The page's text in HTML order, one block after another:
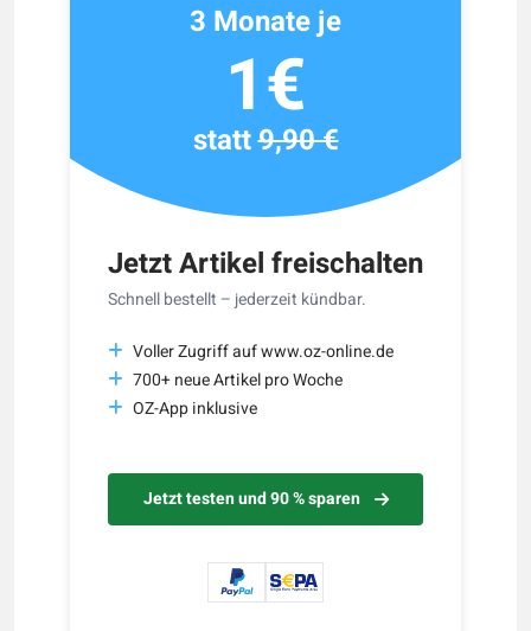
Jetzt Artikel freischalten
Schnell bestellt – jederzeit kündbar.
Voller Zugriff auf www.oz-online.de
700+ neue Artikel pro Woche
OZ-App inklusive
Jetzt testen und 90 % sparen
3 Monate je
1€
statt9,90 €